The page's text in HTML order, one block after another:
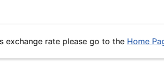
exchange rate please go to the Home